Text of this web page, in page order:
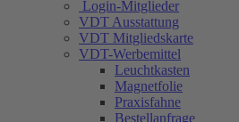
Login-Mitglieder
VDT Ausstattung
VDT Mitgliedskarte
VDT-Werbemittel
Leuchtkasten
Magnetfolie
Praxisfahne
Bestellanfrage